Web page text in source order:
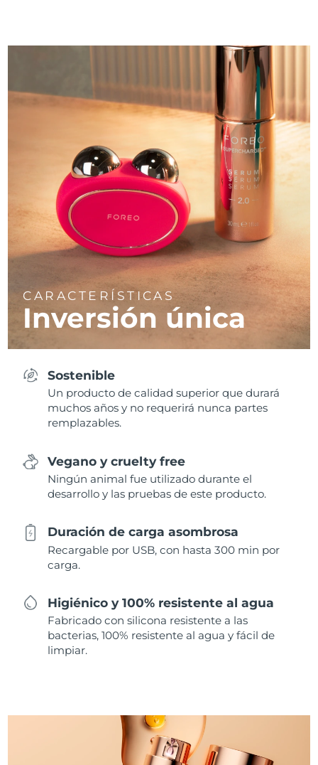
CARACTERÍSTICAS
Inversión única
Sostenible
Un producto de calidad superior que durará
muchos años y no requerirá nunca partes
remplazables.
Vegano y cruelty free
Ningún animal fue utilizado durante el
desarrollo y las pruebas de este producto.
Duración de carga asombrosa
Recargable por USB, con hasta 300 min por
carga.
Higiénico y 100% resistente al agua
Fabricado con silicona resistente a las
bacterias, 100% resistente al agua y fácil de
limpiar.